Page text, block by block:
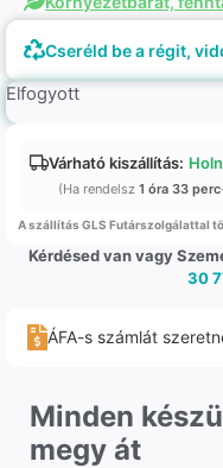
Cseréld be a régit,
Elfogyott
Várható kiszállítás:
(Ha rendelsz 1 óra 33 perc
A szállítás GLS Futárszolgálattal
Kérdésed van vagy
30
ÁFA-s számlát
Minden
megy át